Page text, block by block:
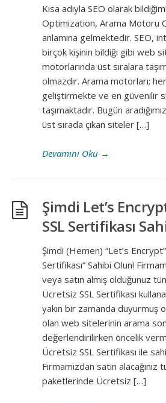
Kısa adıyla SEO olarak
Optimization, Arama Motoru
anlamına gelmektedir. SEO,
birçok kişinin bildiği gibi web
motorlarında üst sıralara
olmazdır. Arama motorları;
geliştirmekte ve en güvenilir
taşımaktadır. Bugün
üst sırada çıkan siteler […]
Devamını Oku →
Şimdi Let’s
SSL Sertifikası
Şimdi (Hemen) “Let’s
Sertifikası” Sahibi Olun!
veya satın almış olduğunuz
Ücretsiz SSL Sertifikası
yakın bir zamanda duyurmuş
olan web sitelerinin arama
değerlendirilirken öncelik
Ücretsiz SSL Sertifikası ile
Firmamızdan satın
paketlerinde Ücretsiz […]